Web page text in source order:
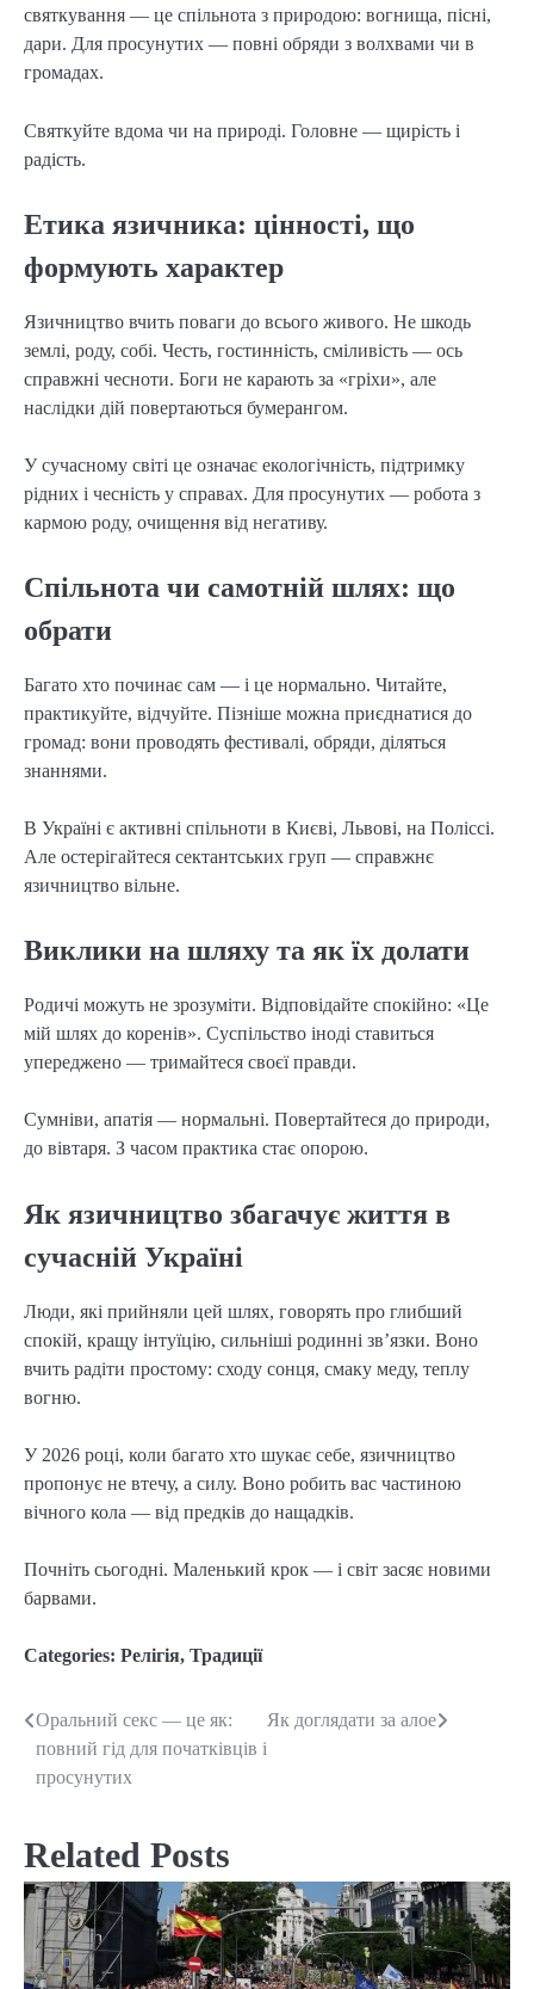
святкування — це спільнота з природою: вогнища, пісні,
дари. Для просунутих — повні обряди з волхвами чи в
громадах.
Святкуйте вдома чи на природі. Головне — щирість і
радість.
Етика язичника: цінності, що
формують характер
Язичництво вчить поваги до всього живого. Не шкодь
землі, роду, собі. Честь, гостинність, сміливість — ось
справжні чесноти. Боги не карають за «гріхи», але
наслідки дій повертаються бумерангом.
У сучасному світі це означає екологічність, підтримку
рідних і чесність у справах. Для просунутих — робота з
кармою роду, очищення від негативу.
Спільнота чи самотній шлях: що
обрати
Багато хто починає сам — і це нормально. Читайте,
практикуйте, відчуйте. Пізніше можна приєднатися до
громад: вони проводять фестивалі, обряди, діляться
знаннями.
В Україні є активні спільноти в Києві, Львові, на Поліссі.
Але остерігайтеся сектантських груп — справжнє
язичництво вільне.
Виклики на шляху та як їх долати
Родичі можуть не зрозуміти. Відповідайте спокійно: «Це
мій шлях до коренів». Суспільство іноді ставиться
упереджено — тримайтеся своєї правди.
Сумніви, апатія — нормальні. Повертайтеся до природи,
до вівтаря. З часом практика стає опорою.
Як язичництво збагачує життя в
сучасній Україні
Люди, які прийняли цей шлях, говорять про глибший
спокій, кращу інтуїцію, сильніші родинні зв’язки. Воно
вчить радіти простому: сходу сонця, смаку меду, теплу
вогню.
У 2026 році, коли багато хто шукає себе, язичництво
пропонує не втечу, а силу. Воно робить вас частиною
вічного кола — від предків до нащадків.
Почніть сьогодні. Маленький крок — і світ засяє новими
барвами.
Categories: Релігія, Традиції
Post
navigation
Оральний секс — це як:
повний гід для початківців і
просунутих
Як доглядати за алое
Related Posts